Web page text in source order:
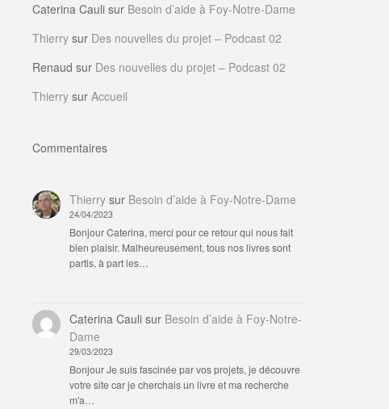
Caterina Cauli sur Besoin d’aide à Foy-Notre-Dame
Thierry sur Des nouvelles du projet – Podcast 02
Renaud sur Des nouvelles du projet – Podcast 02
Thierry sur Accueil
Commentaires
Thierrysur Besoin d’aide à Foy-Notre-Dame
24/04/2023
Bonjour Caterina, merci pour ce retour qui nous fait
bien plaisir. Malheureusement, tous nos livres sont
partis, à part les…
Caterina Caulisur Besoin d’aide à Foy-Notre-
Dame
29/03/2023
Bonjour Je suis fascinée par vos projets, je découvre
votre site car je cherchais un livre et ma recherche
m'a…